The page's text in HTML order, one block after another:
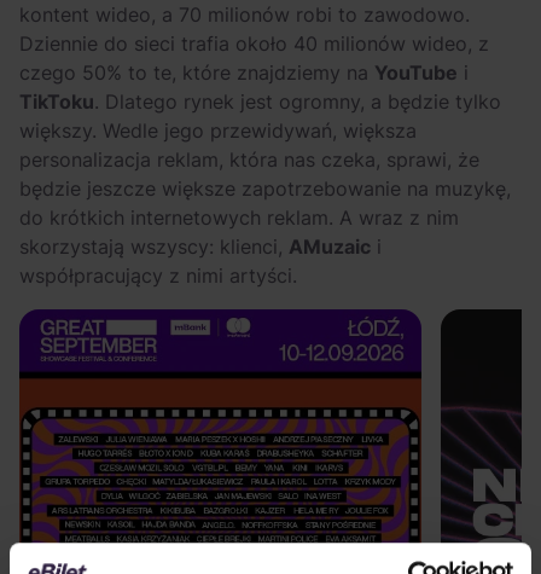
kontent wideo, a 70 milionów robi to zawodowo.
Dziennie do sieci trafia około 40 milionów wideo, z
czego 50% to te, które znajdziemy na YouTube i
TikToku. Dlatego rynek jest ogromny, a będzie tylko
większy. Wedle jego przewidywań, większa
personalizacja reklam, która nas czeka, sprawi, że
będzie jeszcze większe zapotrzebowanie na muzykę,
do krótkich internetowych reklam. A wraz z nim
skorzystają wszyscy: klienci, AMuzaic i
współpracujący z nimi artyści.